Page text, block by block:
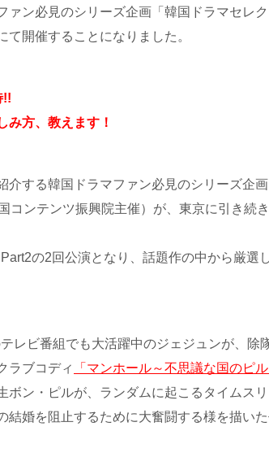
ァン必見のシリーズ企画「韓国ドラマセレ
て開催することになりました。
!!
み方、教えます！
介する韓国ドラマファン必見のシリーズ企
コンテンツ振興院主催）が、東京に引き続
の2回公演となり、話題作の中から厳選
レビ番組でも大活躍中のジェジュンが、除
ラブコディ
「マンホール～不思議な国のピル
ボン・ピルが、ランダムに起こるタイムス
結婚を阻止するために大奮闘する様を描いた